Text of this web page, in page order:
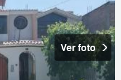
Ver foto